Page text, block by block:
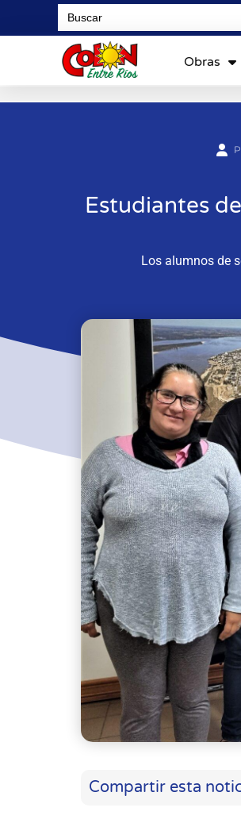
Search
for:
Obras
Estudiantes
Los alumnos de
Compartir esta